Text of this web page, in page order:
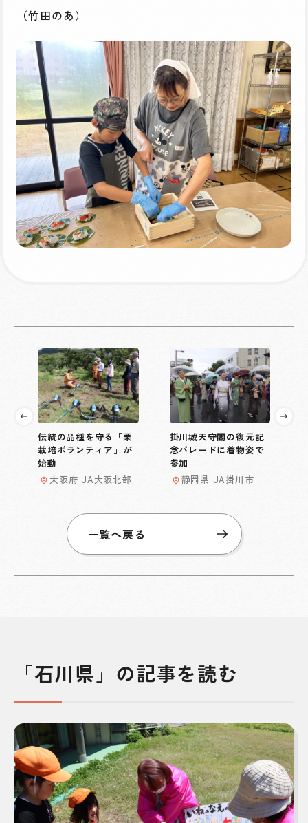
（竹田のあ）
伝統の品種を守る「栗
栽培ボランティア」が
始動
大阪府 JA大阪北部
掛川城天守閣の復元記
念パレードに着物姿で
参加
静岡県 JA掛川市
一覧へ戻る
「石川県」の記事を読む